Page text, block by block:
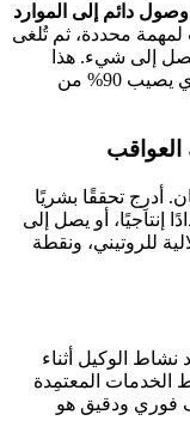
دائم إلى الموارد
محددة، ثم تُلغى
إلى شيء. هذا
النمط وحده يحيّد الإفراط في الصلاحيات الذي يصيب 90% من
أدرِج تحققًا بشريًا
إنتاجيًا، أو يصل إلى
للروتيني، ونقطة
الوكيل أثناء
المعتمِدة
فوري ودقيق هو